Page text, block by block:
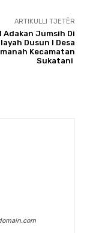
ARTIKULLI TJETËR
Adakan Jumsih Di
Dusun I Desa
Kecamatan
Sukatani